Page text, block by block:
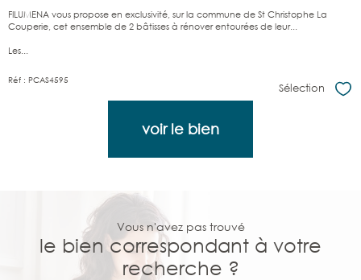
FILUMENA vous propose en exclusivité, sur la commune de St Christophe La
Couperie, cet ensemble de 2 bâtisses à rénover entourées de leur...
Les...
Réf : PCAS4595
Sélection
voir le bien
Vous n'avez pas trouvé
le bien correspondant à votre
recherche ?